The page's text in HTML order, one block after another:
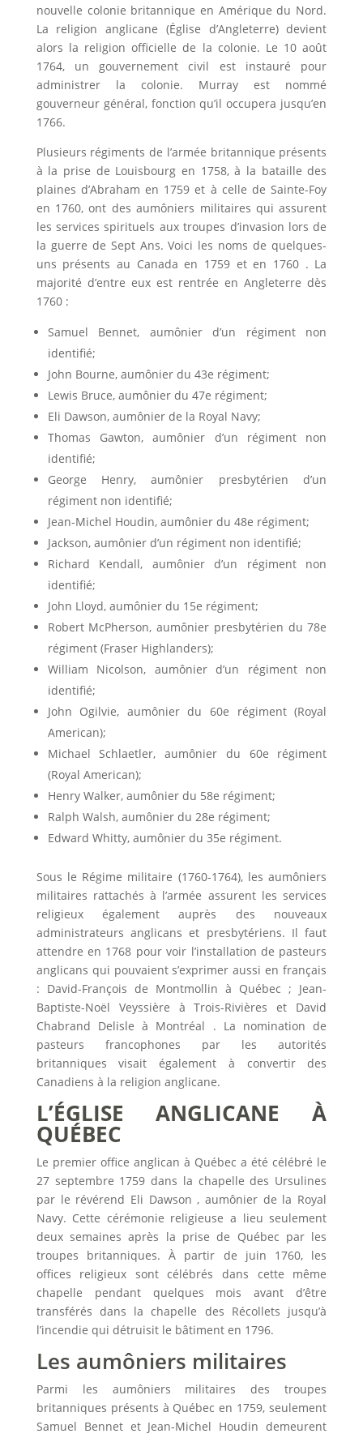
nouvelle colonie britannique en Amérique du Nord.
La religion anglicane (Église d’Angleterre) devient
alors la religion officielle de la colonie. Le 10 août
1764, un gouvernement civil est instauré pour
administrer la colonie. Murray est nommé
gouverneur général, fonction qu’il occupera jusqu’en
1766.
Plusieurs régiments de l’armée britannique présents
à la prise de Louisbourg en 1758, à la bataille des
plaines d’Abraham en 1759 et à celle de Sainte-Foy
en 1760, ont des aumôniers militaires qui assurent
les services spirituels aux troupes d’invasion lors de
la guerre de Sept Ans. Voici les noms de quelques-
uns présents au Canada en 1759 et en 1760 . La
majorité d’entre eux est rentrée en Angleterre dès
1760 :
Samuel Bennet, aumônier d’un régiment non
identifié;
John Bourne, aumônier du 43e régiment;
Lewis Bruce, aumônier du 47e régiment;
Eli Dawson, aumônier de la Royal Navy;
Thomas Gawton, aumônier d’un régiment non
identifié;
George Henry, aumônier presbytérien d’un
régiment non identifié;
Jean-Michel Houdin, aumônier du 48e régiment;
Jackson, aumônier d’un régiment non identifié;
Richard Kendall, aumônier d’un régiment non
identifié;
John Lloyd, aumônier du 15e régiment;
Robert McPherson, aumônier presbytérien du 78e
régiment (Fraser Highlanders);
William Nicolson, aumônier d’un régiment non
identifié;
John Ogilvie, aumônier du 60e régiment (Royal
American);
Michael Schlaetler, aumônier du 60e régiment
(Royal American);
Henry Walker, aumônier du 58e régiment;
Ralph Walsh, aumônier du 28e régiment;
Edward Whitty, aumônier du 35e régiment.
Sous le Régime militaire (1760-1764), les aumôniers
militaires rattachés à l’armée assurent les services
religieux également auprès des nouveaux
administrateurs anglicans et presbytériens. Il faut
attendre en 1768 pour voir l’installation de pasteurs
anglicans qui pouvaient s’exprimer aussi en français
: David-François de Montmollin à Québec ; Jean-
Baptiste-Noël Veyssière à Trois-Rivières et David
Chabrand Delisle à Montréal . La nomination de
pasteurs francophones par les autorités
britanniques visait également à convertir des
Canadiens à la religion anglicane.
L’ÉGLISE ANGLICANE À
QUÉBEC
Le premier office anglican à Québec a été célébré le
27 septembre 1759 dans la chapelle des Ursulines
par le révérend Eli Dawson , aumônier de la Royal
Navy. Cette cérémonie religieuse a lieu seulement
deux semaines après la prise de Québec par les
troupes britanniques. À partir de juin 1760, les
offices religieux sont célébrés dans cette même
chapelle pendant quelques mois avant d’être
transférés dans la chapelle des Récollets jusqu’à
l’incendie qui détruisit le bâtiment en 1796.
Les aumôniers militaires
Parmi les aumôniers militaires des troupes
britanniques présents à Québec en 1759, seulement
Samuel Bennet et Jean-Michel Houdin demeurent